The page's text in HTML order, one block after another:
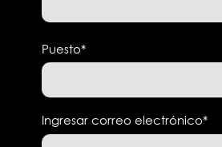
Puesto*
Ingresar correo electrónico*